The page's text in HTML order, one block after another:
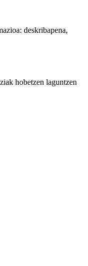
deskribapena,
hobetzen laguntzen